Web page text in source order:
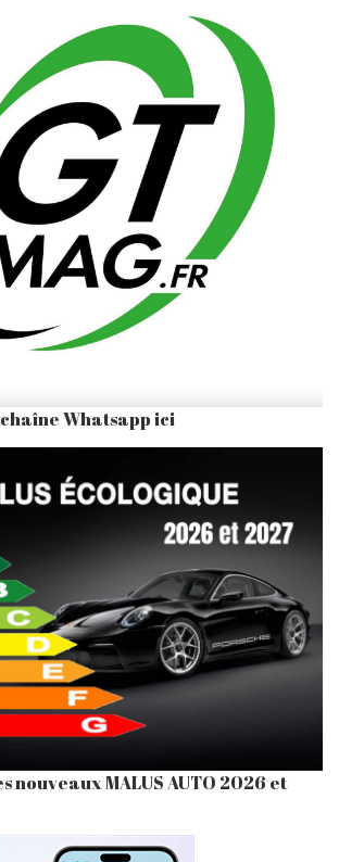
Whatsapp ici
nouveaux MALUS AUTO 2026 et